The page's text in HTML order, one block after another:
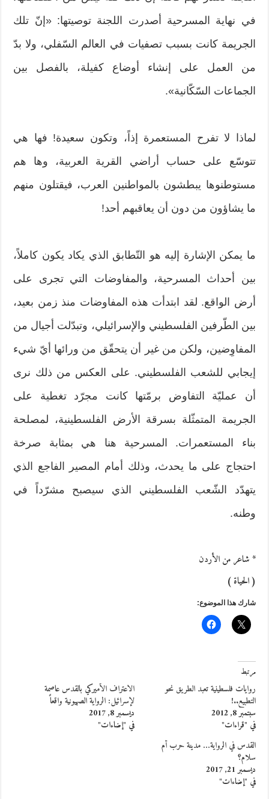
في نهاية المسرحية أصدرت اللجنة توصيتها: «إنّ تلك
الجريمة كانت بسبب تصفيات في العالم السّفلي، ولا بدّ
من العمل على إنشاء أوضاع كفيلة، بالفصل بين
الجماعات السّكّانية».
لماذا لا تفرح المستعمرة إذاً، وتكون سعيدة! فها هي
تتوسّع على حساب أراضي القرية العربية، وها هم
مستوطنوها يبطشون بالمواطنين العرب، فيقتلون منهم
ما يشاؤون من دون أن يعاقبهم أحد!
ما يمكن الإشارة إليه هو التّطابق الذي يكاد يكون كاملاً،
بين أحداث المسرحية، والمفاوضات التي تجرى على
أرض الواقع. لقد ابتدأت هذه المفاوضات منذ زمن بعيد،
بين الطّرفين الفلسطيني والإسرائيلي، وتبدّلت أجيال من
المفاوِضين، ولكن من غير أن يتحقّق من ورائها أيّ شيء
إيجابي للشعب الفلسطيني. على العكس من ذلك نرى
أن عمليّة التفاوض برمّتها كانت مجرّد تغطية على
الجريمة المتمثّلة بسرقة الأرض الفلسطينية، لمصلحة
بناء المستعمرات. المسرحية هنا هي بمثابة صرخة
احتجاج على ما يحدث، وذلك أمام المصير الفاجع الذي
يتهدّد الشّعب الفلسطيني الذي سيصبح مشرّداً في
وطنه.
* شاعر من الأردن
( الحياة )
شارك هذا الموضوع:
مرتبط
روايات فلسطينية تعبد الطريق نحو
التطبيع..!
سبتمبر 8, 2012
في "قراءات"
الاعتراف الأميركي بالقدس عاصمة
لإسرائيل: الرواية الصهيونية واقعاً
ديسمبر 8, 2017
في "إضاءات"
القدس في الرواية… مدينة حرب أم
سلام؟
ديسمبر 21, 2017
في "إضاءات"